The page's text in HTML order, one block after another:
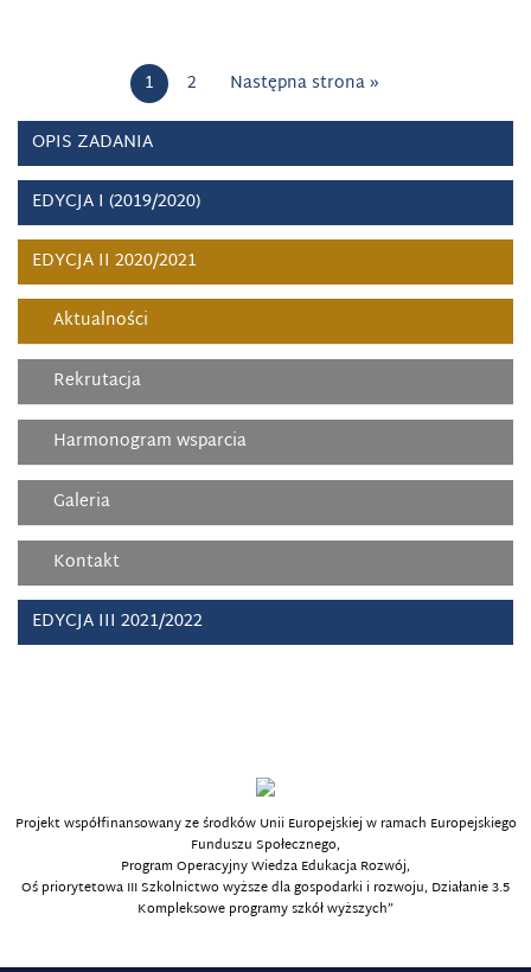
1 2 Następna strona »
OPIS ZADANIA
EDYCJA I (2019/2020)
EDYCJA II 2020/2021
Aktualności
Rekrutacja
Harmonogram wsparcia
Galeria
Kontakt
EDYCJA III 2021/2022
Projekt współfinansowany ze środków Unii Europejskiej w ramach Europejskiego
Funduszu Społecznego,
Program Operacyjny Wiedza Edukacja Rozwój,
Oś priorytetowa III Szkolnictwo wyższe dla gospodarki i rozwoju, Działanie 3.5
Kompleksowe programy szkół wyższych”